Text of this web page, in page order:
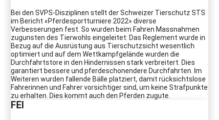
Bei den SVPS-Disziplinen stellt der Schweizer Tierschutz STS
im Bericht «Pferdesportturniere 2022» diverse
Verbesserungen fest. So wurden beim Fahren Massnahmen
zugunsten des Tierwohls eingeleitet: Das Reglement wurde in
Bezug auf die Ausrüstung aus Tierschutzsicht wesentlich
optimiert und auf dem Wettkampfgelände wurden die
Durchfahrtstore in den Hindernissen stark verbreitert. Dies
garantiert bessere und pferdeschonendere Durchfahrten. Im
Weiteren wurden fallende Bälle platziert, damit rücksichtslose
Fahrerinnen und Fahrer vorsichtiger sind, um keine Strafpunkte
zu erhalten. Dies kommt auch den Pferden zugute.
FEI